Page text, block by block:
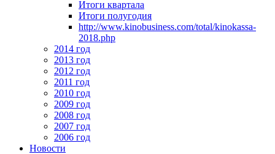
Итоги квартала
Итоги полугодия
http://www.kinobusiness.com/total/kinokassa-
2018.php
2014 год
2013 год
2012 год
2011 год
2010 год
2009 год
2008 год
2007 год
2006 год
Новости